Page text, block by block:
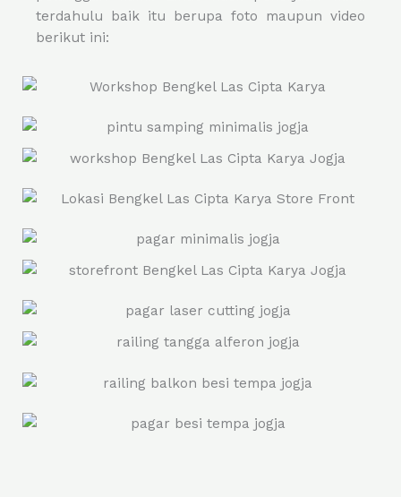
terdahulu baik itu berupa foto maupun video
berikut ini: